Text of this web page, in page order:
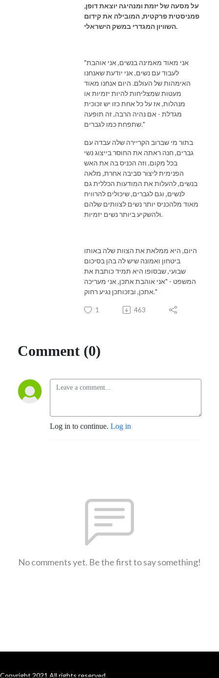
על מסעה של יזמת ומנהיגה יוצאת דופן,
פמניסטית פרקטית, המובילה את קידום
השוויון המגדרי במשק הישראלי.
"אני מאוד מאמינה בנשים, אני אוהבת
לעבוד עם נשים, אני יודעת שאנחנו
האימהות של העולם. היום אנחנו מאוד
מעטות שמצליחות להיות יזמיות או
מנהלות, אז על כל אחת כזו יש זכוכית
מגדלת - אם נהיה הרבה, זה תופעה
שתפחת כמו לגברים."
בתור מי שברוב הקריירה שלה עבדה עם
גברים, חנה ראתה את החוסר בייצוג נשי
בכל מקום, וזה הכניס בה את האש
הפנימית ליצור סביבה אחרת, מלאה
בנשים, להעלות את המודעות הכללית גם
לנשים, וגם לגברים, שיכולים להרוויח
מאוד מלהכניס יותר נשים לצוותים שלהם
ולהשקיע ביותר נשים יזמיות.
היום, היא ממלאת את הצוות שלה באותו
ביטחון ואמונה שיש לה בהן בסיכום
שבועי, שבסופו היא תמיד כותבת את
המשפט - "אני אוהבת אתכן, אני מעריכה
אתכן, ובזכותכן נגיע רחוק."
1 463
Comment (0)
Log in to continue. Log in
No comments yet. Be the first to say something!
Copyright 2021 All rights reserved.